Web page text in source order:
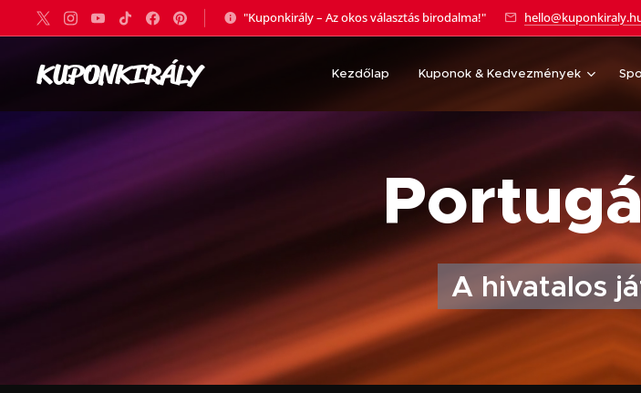
"Kuponkirály – Az okos választás birodalma!"
KUPONKIRÁLY Kezdőlap Kuponok & Kedvezmények
🇵🇹
A hivatalos